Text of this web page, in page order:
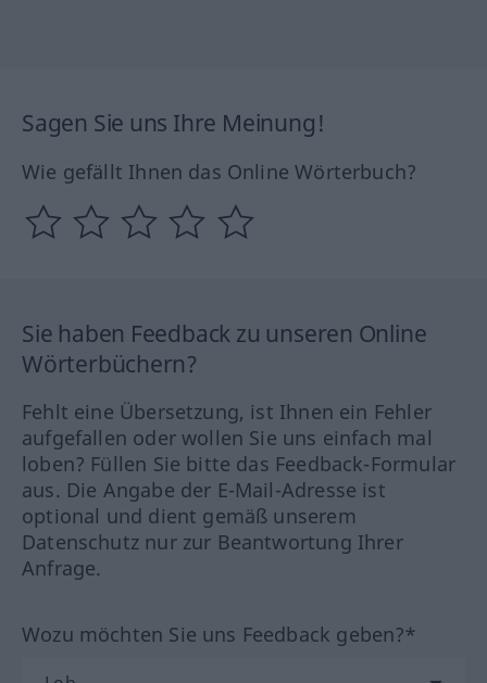
Sagen Sie uns Ihre Meinung!
Wie gefällt Ihnen das Online Wörterbuch?
Sie haben Feedback zu unseren Online
Wörterbüchern?
Fehlt eine Übersetzung, ist Ihnen ein Fehler
aufgefallen oder wollen Sie uns einfach mal
loben? Füllen Sie bitte das Feedback-Formular
aus. Die Angabe der E-Mail-Adresse ist
optional und dient gemäß unserem
Datenschutz nur zur Beantwortung Ihrer
Anfrage.
Wozu möchten Sie uns Feedback geben?*